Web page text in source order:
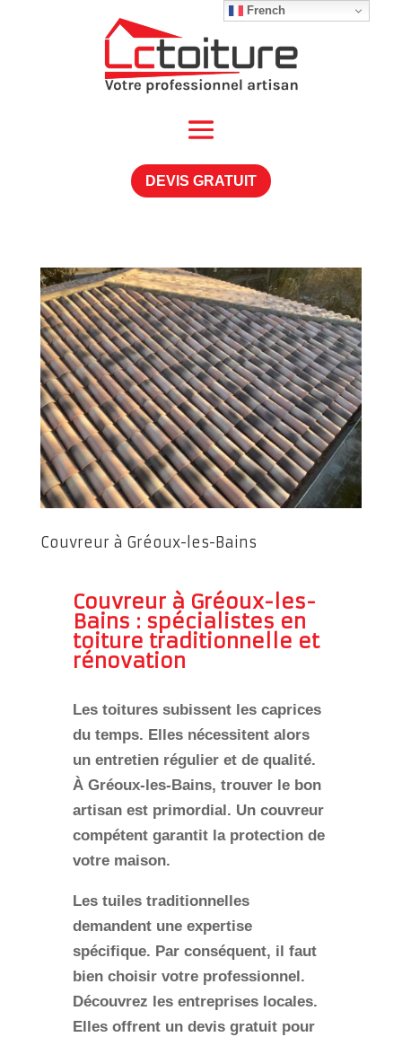
DEVIS GRATUIT
Couvreur à Gréoux-les-Bains
Couvreur à Gréoux-les-
Bains : spécialistes en
toiture traditionnelle et
rénovation
Les toitures subissent les caprices
du temps. Elles nécessitent alors
un entretien régulier et de qualité.
À Gréoux-les-Bains, trouver le bon
artisan est primordial. Un couvreur
compétent garantit la protection de
votre maison.
Les tuiles traditionnelles
demandent une expertise
spécifique. Par conséquent, il faut
bien choisir votre professionnel.
Découvrez les entreprises locales.
Elles offrent un devis gratuit pour
French